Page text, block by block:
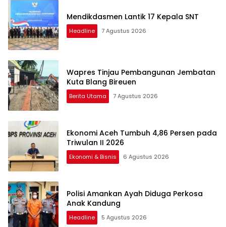
Mendikdasmen Lantik 17 Kepala SNT
Headline 7 Agustus 2026
Wapres Tinjau Pembangunan Jembatan
Kuta Blang Bireuen
Berita Utama 7 Agustus 2026
Ekonomi Aceh Tumbuh 4,86 Persen pada
Triwulan II 2026
Ekonomi & Bisnis 6 Agustus 2026
Polisi Amankan Ayah Diduga Perkosa
Anak Kandung
Headline 5 Agustus 2026